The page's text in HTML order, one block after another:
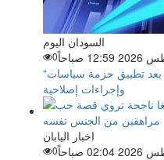
السودان اليوم
0
“المالية” تحقق زيادة في الإيرادات بعد تطبيق حزمة سياسات
وإجراءات إصلاحية
اخبار اليابان
0